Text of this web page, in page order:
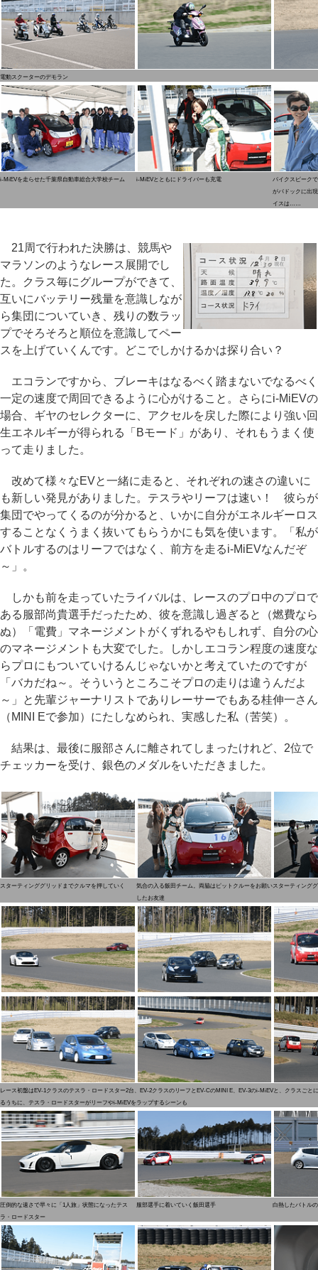
電動スクーターのデモラン
i-MiEVを走らせた千葉県自動車総合大学校チーム i-MiEVとともにドライバーも充電
パイクスピーク
がパドックに出
イスは……
21周で行われた決勝は、競馬や
マラソンのようなレース展開でし
た。クラス毎にグループができて、
互いにバッテリー残量を意識しなが
ら集団についていき、残りの数ラッ
プでそろそろと順位を意識してペー
スを上げていくんです。どこでしかけるかは探り合い？
エコランですから、ブレーキはなるべく踏まないでなるべく
一定の速度で周回できるように心がけること。さらにi-MiEVの
場合、ギヤのセレクターに、アクセルを戻した際により強い回
生エネルギーが得られる「Bモード」があり、それもうまく使
って走りました。
改めて様々なEVと一緒に走ると、それぞれの速さの違いに
も新しい発見がありました。テスラやリーフは速い！ 彼らが
集団でやってくるのが分かると、いかに自分がエネルギーロス
することなくうまく抜いてもらうかにも気を使います。「私が
バトルするのはリーフではなく、前方を走るi-MiEVなんだぞ
～」。
しかも前を走っていたライバルは、レースのプロ中のプロで
ある服部尚貴選手だったため、彼を意識し過ぎると（燃費なら
ぬ）「電費」マネージメントがくずれるやもしれず、自分の心
のマネージメントも大変でした。しかしエコラン程度の速度な
らプロにもついていけるんじゃないかと考えていたのですが
「バカだね～。そういうところこそプロの走りは違うんだよ
～」と先輩ジャーナリストでありレーサーでもある桂伸一さん
（MINI Eで参加）にたしなめられ、実感した私（苦笑）。
結果は、最後に服部さんに離されてしまったけれど、2位で
チェッカーを受け、銀色のメダルをいただきました。
スターティンググリッドまでクルマを押していく
気合の入る飯田チーム。両脇はピットクルーをお願い
したお友達
スターティング
レース初盤はEV-1クラスのテスラ・ロードスター2台、EV-2クラスのリーフとEV-CのMINI E、EV-3のi-MiEVと、クラスごと
るうちに、テスラ・ロードスターがリーフやi-MiEVをラップするシーンも
圧倒的な速さで早々に「1人旅」状態になったテス
ラ・ロードスター
服部選手に着いていく飯田選手 白熱したバトル